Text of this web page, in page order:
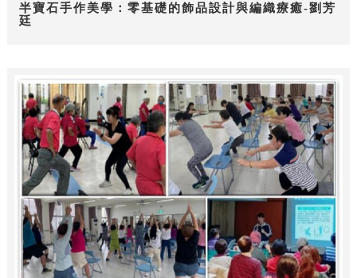
半寶石手作美學：零基礎的飾品設計與編織療癒-劉芳
廷